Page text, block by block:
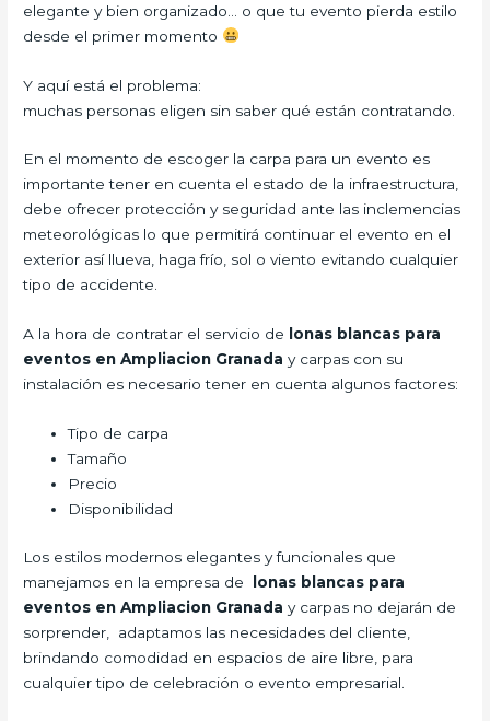
elegante y bien organizado… o que tu evento pierda estilo
desde el primer momento
Y aquí está el problema:
muchas personas eligen sin saber qué están contratando.
En el momento de escoger la carpa para un evento es
importante tener en cuenta el estado de la infraestructura,
debe ofrecer protección y seguridad ante las inclemencias
meteorológicas lo que permitirá continuar el evento en el
exterior así llueva, haga frío, sol o viento evitando cualquier
tipo de accidente.
A la hora de contratar el servicio de
lonas blancas para
eventos en Ampliacion Granada y carpas con su
instalación es necesario tener en cuenta algunos factores:
Tipo de carpa
Tamaño
Precio
Disponibilidad
Los estilos modernos elegantes y funcionales que
manejamos en la empresa de
lonas blancas para
eventos en Ampliacion Granaday carpas no dejarán de
sorprender, adaptamos las necesidades del cliente,
brindando comodidad en espacios de aire libre, para
cualquier tipo de celebración o evento empresarial.